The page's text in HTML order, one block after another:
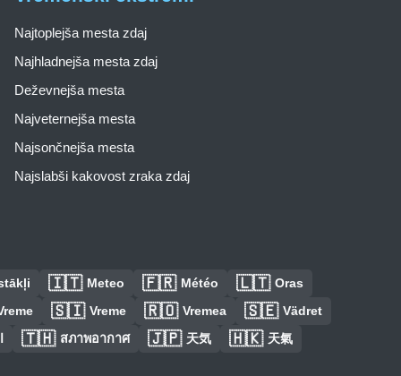
Najtoplejša mesta zdaj
Najhladnejša mesta zdaj
Deževnejša mesta
Najveternejša mesta
Najsončnejša mesta
Najslabši kakovost zraka zdaj
🇮🇹 Meteo 🇫🇷 Météo 🇱🇹 Oras
🇸🇮 Vreme 🇷🇴 Vremea 🇸🇪 Vädret
🇹🇭 สภาพอากาศ 🇯🇵 天気 🇭🇰 天氣